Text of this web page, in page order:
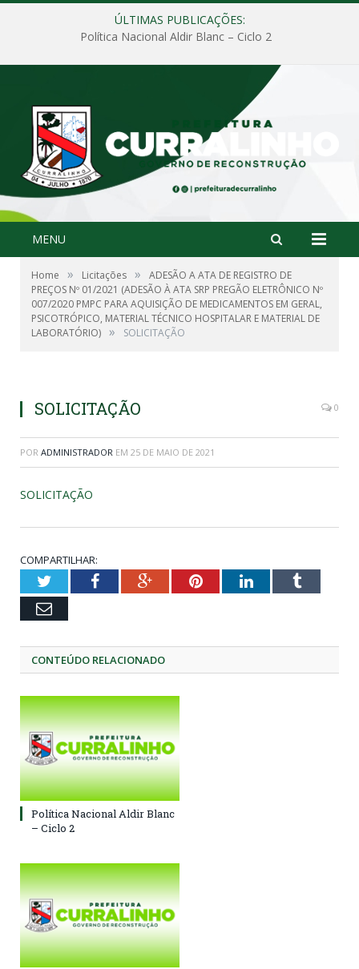
ÚLTIMAS PUBLICAÇÕES:
Política Nacional Aldir Blanc – Ciclo 2
MENU
Home » Licitações »
ADESÃO A ATA DE REGISTRO DE
PREÇOS Nº 01/2021 (ADESÃO À ATA SRP PREGÃO ELETRÔNICO Nº
007/2020 PMPC PARA AQUISIÇÃO DE MEDICAMENTOS EM GERAL,
PSICOTRÓPICO, MATERIAL TÉCNICO HOSPITALAR E MATERIAL DE
LABORATÓRIO) » SOLICITAÇÃO
SOLICITAÇÃO 0
POR ADMINISTRADOR EM 25 DE MAIO DE 2021
SOLICITAÇÃO
COMPARTILHAR:
TwitterFacebookGoogle+PinterestLinkedInTumblr
Email
CONTEÚDO RELACIONADO
Política Nacional Aldir Blanc
– Ciclo 2